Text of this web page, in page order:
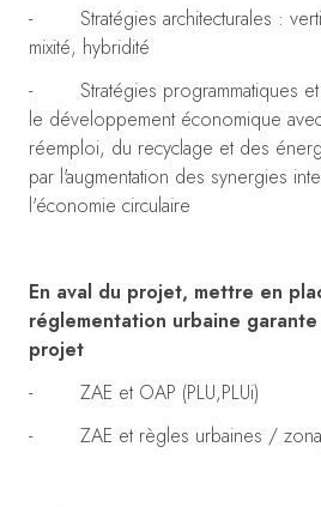
- Stratégies architecturales :
mixité, hybridité
- Stratégies programmatiques et
le développement économique
réemploi, du recyclage et des
par l'augmentation des synergies
l'économie circulaire
En aval du projet, mettre en
réglementation urbaine
projet
- ZAE et OAP (PLU,PLUi)
- ZAE et règles urbaines /